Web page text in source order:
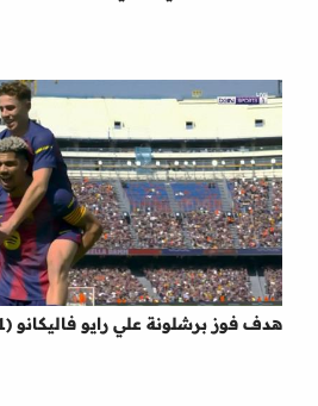
هدف فوز برشلونة علي رايو فاليكانو (1-0) الدوري الاسباني